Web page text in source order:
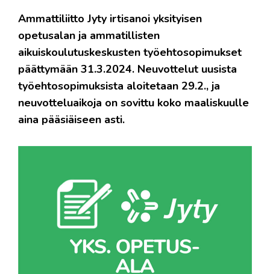
Ammattiliitto Jyty irtisanoi yksityisen
opetusalan ja ammatillisten
aikuiskoulutuskeskusten työehtosopimukset
päättymään 31.3.2024. Neuvottelut uusista
työehtosopimuksista aloitetaan 29.2., ja
neuvotteluaikoja on sovittu koko maaliskuulle
aina pääsiäiseen asti.